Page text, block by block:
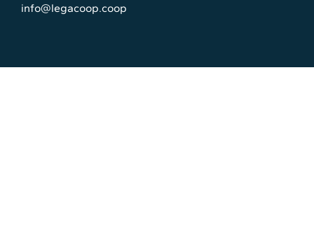
info@legacoop.coop